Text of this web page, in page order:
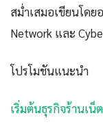
สม่ำเสมอเขียนโด
Network และ
โปรโมชันแนะนำ
เริ่มต้นธุรกิจร้านเน็